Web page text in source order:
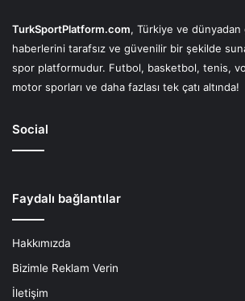
TurkSportPlatform.com, Türkiye ve
haberlerini tarafsız ve güvenilir bir şekilde
spor platformudur. Futbol, basketbol, tenis,
motor sporları ve daha fazlası tek çatı altında!
Social
Faydalı bağlantılar
Hakkımızda
Bizimle Reklam Verin
İletişim